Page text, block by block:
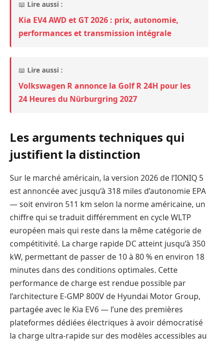
📖 Lire aussi :
Kia EV4 AWD et GT 2026 : prix, autonomie,
performances et transmission intégrale
📖 Lire aussi :
Volkswagen R annonce la Golf R 24H pour les
24 Heures du Nürburgring 2027
Les arguments techniques qui
justifient la distinction
Sur le marché américain, la version 2026 de l’IONIQ 5
est annoncée avec jusqu’à 318 miles d’autonomie EPA
— soit environ 511 km selon la norme américaine, un
chiffre qui se traduit différemment en cycle WLTP
européen mais qui reste dans la même catégorie de
compétitivité. La charge rapide DC atteint jusqu’à 350
kW, permettant de passer de 10 à 80 % en environ 18
minutes dans des conditions optimales. Cette
performance de charge est rendue possible par
l’architecture E-GMP 800V de Hyundai Motor Group,
partagée avec le Kia EV6 — l’une des premières
plateformes dédiées électriques à avoir démocratisé
la charge ultra-rapide sur des modèles accessibles au